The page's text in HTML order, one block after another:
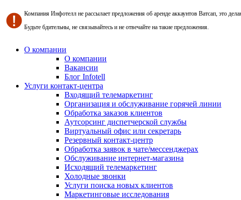
Компания Инфотелл не рассылает предложения об аренде аккаунтов Ватсап, это
Будьте бдительны, не связывайтесь и не отвечайте на такие предложения.
О компании
О компании
Вакансии
Блог Infotell
Услуги контакт-центра
Входящий телемаркетинг
Организация и обслуживание горячей линии
Обработка заказов клиентов
Аутсорсинг диспетчерской службы
Виртуальный офис или секретарь
Резервный контакт-центр
Обработка заявок в чате/мессенджерах
Обслуживание интернет-магазина
Исходящий телемаркетинг
Холодные звонки
Услуги поиска новых клиентов
Маркетинговые исследования